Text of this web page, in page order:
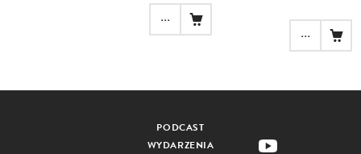
...
...
PODCAST
WYDARZENIA